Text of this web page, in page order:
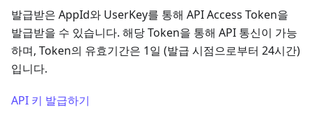
발급받은 AppId와 UserKey를 통해 API Access Token을
발급받을 수 있습니다. 해당 Token을 통해 API 통신이 가능
하며, Token의 유효기간은 1일 (발급 시점으로부터 24시간)
입니다.
API 키 발급하기